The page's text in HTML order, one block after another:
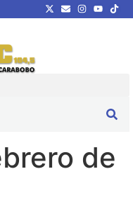
de